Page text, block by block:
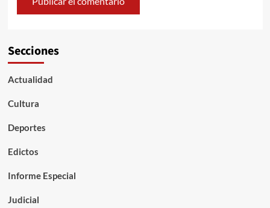
Secciones
Actualidad
Cultura
Deportes
Edictos
Informe Especial
Judicial